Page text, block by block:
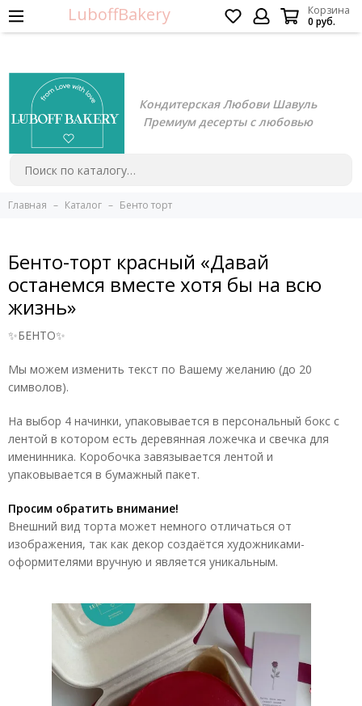
Кондитерская Любови Шавуль
Премиум десерты с любовью
LuboffBakery
Корзина
0 руб.
Главная Каталог Бенто торт
Бенто-торт красный «Давай
останемся вместе хотя бы на всю
жизнь»
✨БЕНТО✨
Мы можем изменить текст по Вашему желанию (до 20
символов).
На выбор 4 начинки, упаковывается в персональный бокс с
лентой в котором есть деревянная ложечка и свечка для
именинника. Коробочка завязывается лентой и
упаковывается в бумажный пакет.
Просим обратить внимание!
Внешний вид торта может немного отличаться от
изображения, так как декор создаётся художниками-
оформителями вручную и является уникальным.